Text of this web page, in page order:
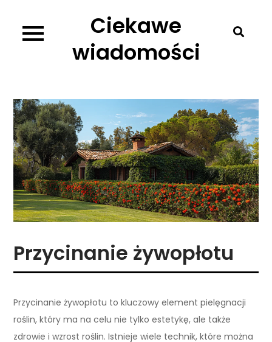
content
Ciekawe
wiadomości
Przycinanie żywopłotu
Przycinanie żywopłotu to kluczowy element pielęgnacji
roślin, który ma na celu nie tylko estetykę, ale także
zdrowie i wzrost roślin. Istnieje wiele technik, które można